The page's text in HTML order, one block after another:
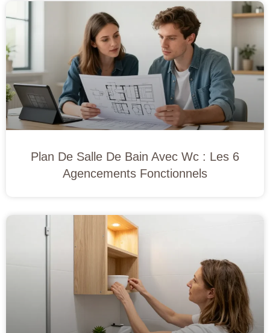
Plan De Salle De Bain Avec Wc : Les 6
Agencements Fonctionnels